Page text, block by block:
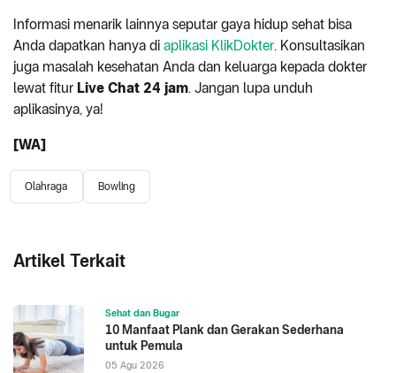
Informasi menarik lainnya seputar gaya hidup sehat bisa
Anda dapatkan hanya di aplikasi KlikDokter. Konsultasikan
juga masalah kesehatan Anda dan keluarga kepada dokter
lewat fitur Live Chat 24 jam. Jangan lupa unduh
aplikasinya, ya!
[WA]
Olahraga Bowling
Artikel Terkait
Sehat dan Bugar
10 Manfaat Plank dan Gerakan Sederhana
untuk Pemula
05 Agu 2026